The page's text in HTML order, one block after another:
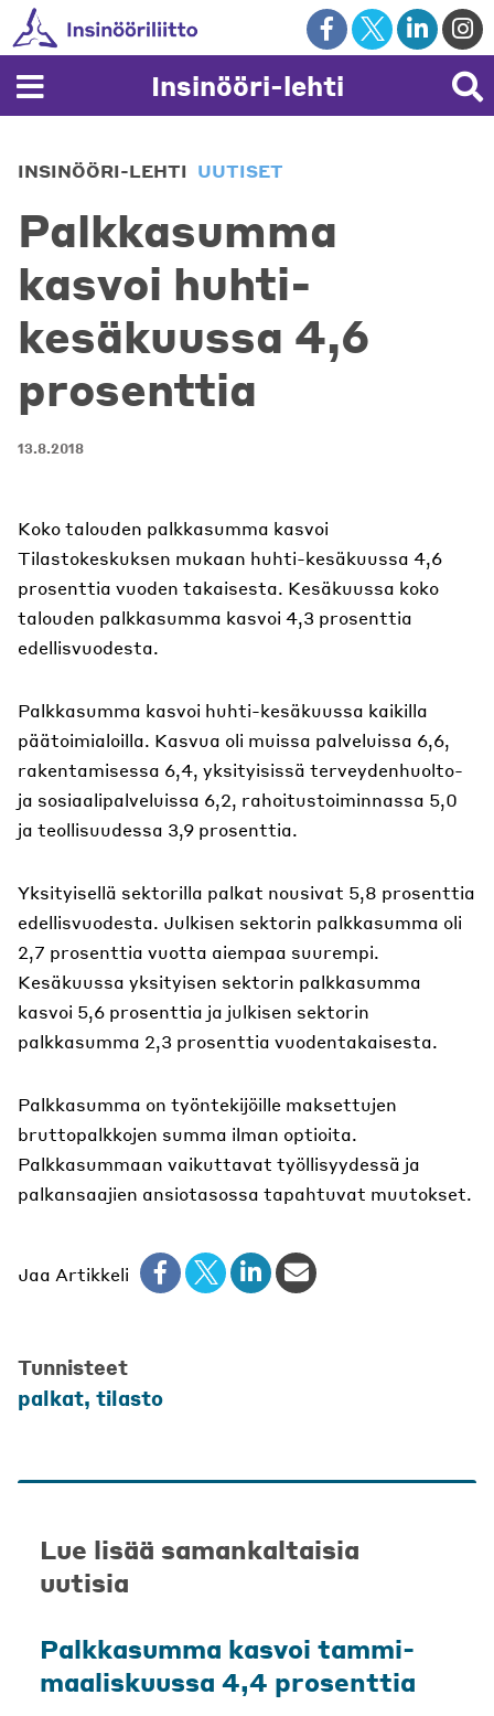
Skip
to
content
Insinööri-lehti
INSINÖÖRI-LEHTI UUTISET
Palkkasumma
kasvoi huhti-
kesäkuussa 4,6
prosenttia
13.8.2018
Koko talouden palkkasumma kasvoi
Tilastokeskuksen mukaan huhti-kesäkuussa 4,6
prosenttia vuoden takaisesta. Kesäkuussa koko
talouden palkkasumma kasvoi 4,3 prosenttia
edellisvuodesta.
Palkkasumma kasvoi huhti-kesäkuussa kaikilla
päätoimialoilla. Kasvua oli muissa palveluissa 6,6,
rakentamisessa 6,4, yksityisissä terveydenhuolto-
ja sosiaalipalveluissa 6,2, rahoitustoiminnassa 5,0
ja teollisuudessa 3,9 prosenttia.
Yksityisellä sektorilla palkat nousivat 5,8 prosenttia
edellisvuodesta. Julkisen sektorin palkkasumma oli
2,7 prosenttia vuotta aiempaa suurempi.
Kesäkuussa yksityisen sektorin palkkasumma
kasvoi 5,6 prosenttia ja julkisen sektorin
palkkasumma 2,3 prosenttia vuodentakaisesta.
Palkkasumma on työntekijöille maksettujen
bruttopalkkojen summa ilman optioita.
Palkkasummaan vaikuttavat työllisyydessä ja
palkansaajien ansiotasossa tapahtuvat muutokset.
Jaa Artikkeli
Tunnisteet
palkat, tilasto
Lue lisää samankaltaisia
uutisia
Palkkasumma kasvoi tammi-
maaliskuussa 4,4 prosenttia